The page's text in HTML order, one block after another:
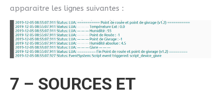
apparaitre les lignes suivantes :
7 – SOURCES ET